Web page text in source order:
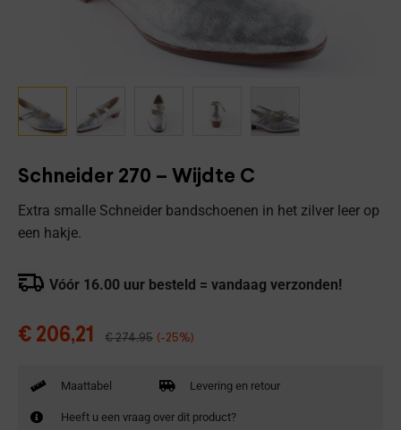
Schneider 270 – Wijdte C
Extra smalle Schneider bandschoenen in het zilver leer op
een hakje.
Vóór 16.00 uur besteld = vandaag verzonden!
€ 206,21 €274,95 (-25%)
Maattabel Levering en retour
Heeft u een vraag over dit product?